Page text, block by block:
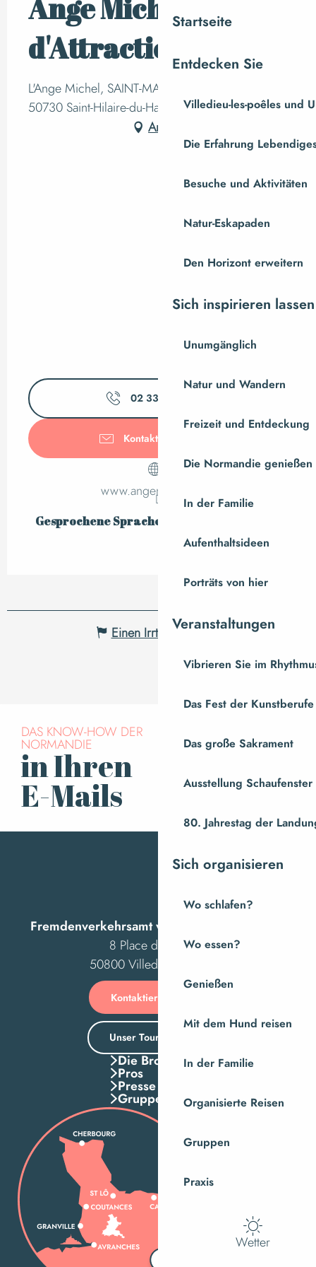
Startseite
Entdecken Sie
Villedieu-les-poêles und
Die Erfahrung
Besuche und Aktivitäten
Natur-Eskapaden
Den Horizont erweitern
Sich inspirieren lassen
Unumgänglich
Natur und Wandern
Freizeit und Entdeckung
Die Normandie genießen
In der Familie
Aufenthaltsideen
Porträts von hier
Veranstaltungen
Vibrieren Sie im
Das Fest der Kunstberufe
Das große Sakrament
Ausstellung
80. Jahrestag der
Sich organisieren
Wo schlafen?
Wo essen?
Genießen
Mit dem Hund reisen
In der Familie
Organisierte Reisen
Gruppen
Praxis
Wetter
Ange Michel Parc
d'Attractions
L'Ange Michel, SAINT-MARTIN-DE-LANDELLES,
50730 Saint-Hilaire-du-Harcouët
Anfahrt
02 33 49 04
Kontaktieren Sie uns
www.angemichel.com
Gesprochene Sprachen
Gesprochene Sprachen
Einen Irrtum angeben
DAS KNOW-HOW DER
NORMANDIE
in Ihren
E-Mails
Fremdenverkehrsamt von Villedieu Intercom
8 Place des Costils
50800 Villedieu-les-Poêles
Kontaktieren Sie uns
Unser Tourismusbüro
Die Broschuren
Pros
Presse
Gruppen